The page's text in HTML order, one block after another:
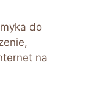
do
na